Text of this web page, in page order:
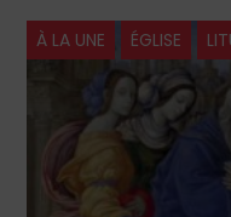
À LA UNE ÉGLISE